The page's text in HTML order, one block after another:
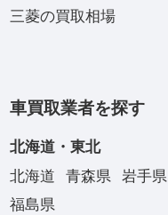
三菱の買取相場
車買取業者を探す
北海道・東北
北海道
青森県 岩手県
福島県